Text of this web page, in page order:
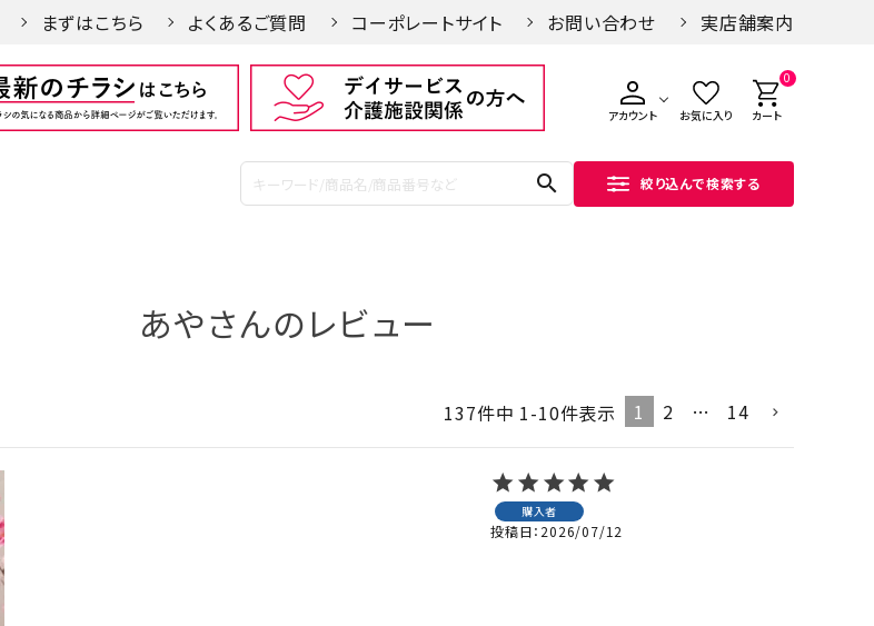
まずはこちら よくあるご質問 コーポレートサイト お問い合わせ 実店舗案内
アカウント お気に入り
0
カート
search 絞り込んで検索する
あやさんのレビュー
137件中 1-10件表示 1 2 … 14
購入者
投稿日 2026/07/12